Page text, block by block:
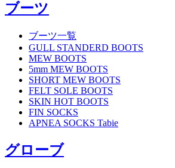
ブーツ
ブーツ一覧
GULL STANDERD BOOTS
MEW BOOTS
5mm MEW BOOTS
SHORT MEW BOOTS
FELT SOLE BOOTS
SKIN HOT BOOTS
FIN SOCKS
APNEA SOCKS Tabie
グローブ